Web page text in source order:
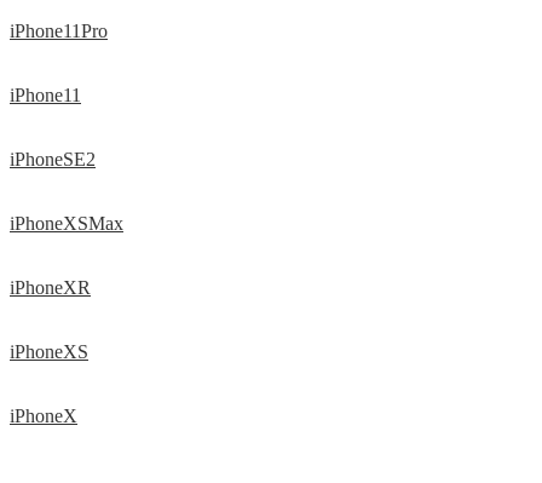
iPhone11Pro
iPhone11
iPhoneSE2
iPhoneXSMax
iPhoneXR
iPhoneXS
iPhoneX